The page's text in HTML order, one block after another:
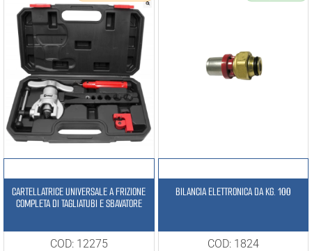
CARTELLATRICE UNIVERSALE A FRIZIONE
COMPLETA DI TAGLIATUBI E SBAVATORE
COD: 12275
BILANCIA ELETTRONICA DA KG. 100
COD: 1824